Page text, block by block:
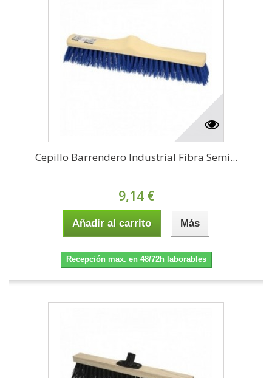
Cepillo Barrendero Industrial Fibra Semi...
9,14 €
Añadir al carrito Más
Recepción max. en 48/72h laborables